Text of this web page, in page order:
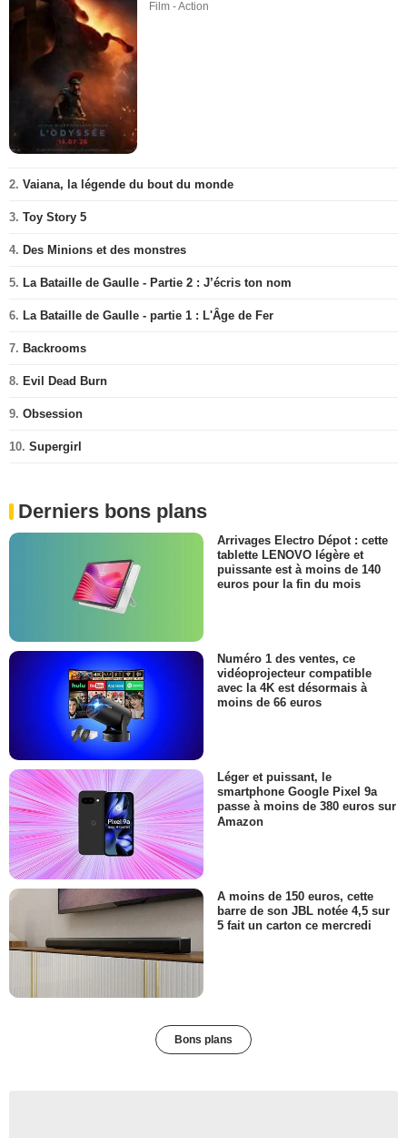
Film - Action
2. Vaiana, la légende du bout du monde
3. Toy Story 5
4. Des Minions et des monstres
5. La Bataille de Gaulle - Partie 2 : J’écris ton nom
6. La Bataille de Gaulle - partie 1 : L'Âge de Fer
7. Backrooms
8. Evil Dead Burn
9. Obsession
10. Supergirl
Derniers bons plans
Arrivages Electro Dépot : cette
tablette LENOVO légère et
puissante est à moins de 140
euros pour la fin du mois
Numéro 1 des ventes, ce
vidéoprojecteur compatible
avec la 4K est désormais à
moins de 66 euros
Léger et puissant, le
smartphone Google Pixel 9a
passe à moins de 380 euros sur
Amazon
A moins de 150 euros, cette
barre de son JBL notée 4,5 sur
5 fait un carton ce mercredi
Bons plans